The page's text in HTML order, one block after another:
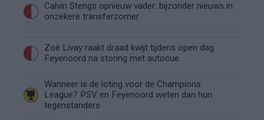
Calvin Stengs opnieuw vader: bijzonder nieuws in
onzekere transferzomer
Zoë Livay raakt draad kwijt tijdens open dag
Feyenoord na storing met autocue
Wanneer is de loting voor de Champions
League? PSV en Feyenoord weten dan hun
tegenstanders